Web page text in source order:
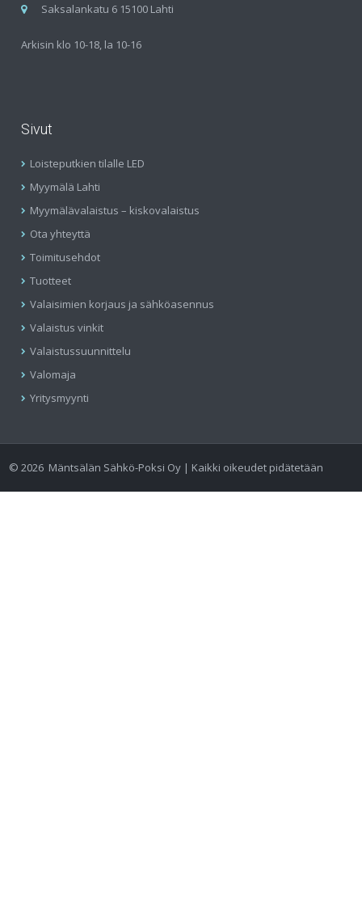
Saksalankatu 6 15100 Lahti
Arkisin klo 10-18, la 10-16
Sivut
Loisteputkien tilalle LED
Myymälä Lahti
Myymälävalaistus – kiskovalaistus
Ota yhteyttä
Toimitusehdot
Tuotteet
Valaisimien korjaus ja sähköasennus
Valaistus vinkit
Valaistussuunnittelu
Valomaja
Yritysmyynti
©2026 Mäntsälän Sähkö-Poksi Oy | Kaikki oikeudet pidätetään